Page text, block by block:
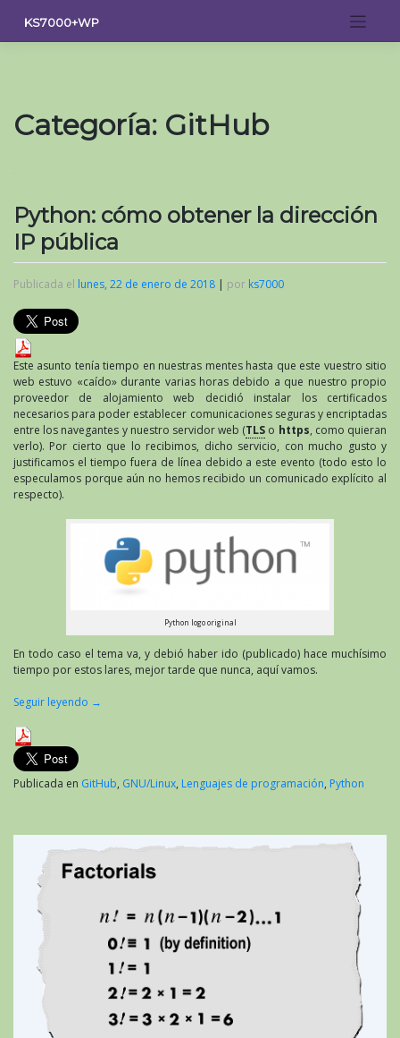
contenido
KS7000+WP
Categoría: GitHub
Python: cómo obtener la dirección
IP pública
Publicada el lunes, 22 de enero de 2018 | por ks7000
Este asunto tenía tiempo en nuestras mentes hasta que este vuestro sitio
web estuvo «caído» durante varias horas debido a que nuestro propio
proveedor de alojamiento web decidió instalar los certificados
necesarios para poder establecer comunicaciones seguras y encriptadas
entre los navegantes y nuestro servidor web (TLS o https, como quieran
verlo). Por cierto que lo recibimos, dicho servicio, con mucho gusto y
justificamos el tiempo fuera de línea debido a este evento (todo esto lo
especulamos porque aún no hemos recibido un comunicado explícito al
respecto).
Python logo original
En todo caso el tema va, y debió haber ido (publicado) hace muchísimo
tiempo por estos lares, mejor tarde que nunca, aquí vamos.
Seguir leyendo →
Publicada en GitHub, GNU/Linux, Lenguajes de programación, Python